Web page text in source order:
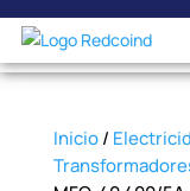
Inicio/